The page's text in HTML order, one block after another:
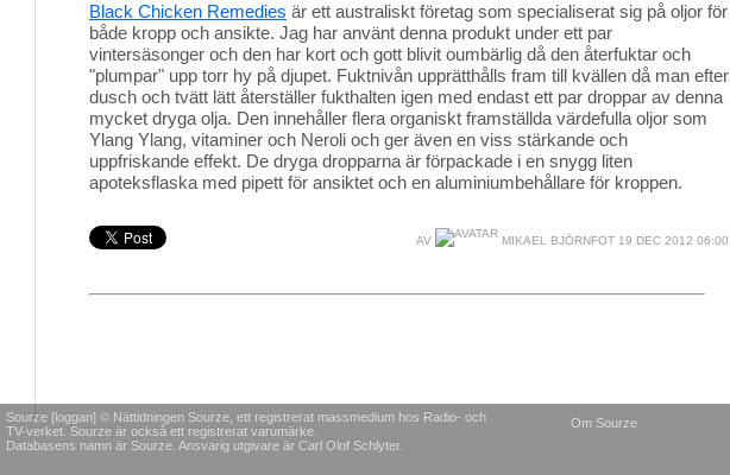
Black Chicken Remedies är ett australiskt företag som specialiserat sig på oljor för
både kropp och ansikte. Jag har använt denna produkt under ett par
vintersäsonger och den har kort och gott blivit oumbärlig då den återfuktar och
"plumpar" upp torr hy på djupet. Fuktnivån upprätthålls fram till kvällen då man efter
dusch och tvätt lätt återställer fukthalten igen med endast ett par droppar av denna
mycket dryga olja. Den innehåller flera organiskt framställda värdefulla oljor som
Ylang Ylang, vitaminer och Neroli och ger även en viss stärkande och
uppfriskande effekt. De dryga dropparna är förpackade i en snygg liten
apoteksflaska med pipett för ansiktet och en aluminiumbehållare för kroppen.
AV MIKAEL BJÖRNFOT 19 DEC 2012 06:00
Sourze [loggan] © Nättidningen Sourze, ett registrerat massmedium hos Radio- och
TV-verket. Sourze är också ett registrerat varumärke.
Databasens namn är Sourze. Ansvarig utgivare är Carl Olof Schlyter.
Om Sourze